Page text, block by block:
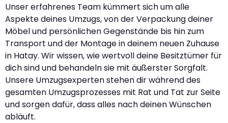
Unser erfahrenes Team kümmert sich um alle
Aspekte deines Umzugs, von der Verpackung deiner
Möbel und persönlichen Gegenstände bis hin zum
Transport und der Montage in deinem neuen Zuhause
in Hatay. Wir wissen, wie wertvoll deine Besitztümer für
dich sind und behandeln sie mit äußerster Sorgfalt.
Unsere Umzugsexperten stehen dir während des
gesamten Umzugsprozesses mit Rat und Tat zur Seite
und sorgen dafür, dass alles nach deinen Wünschen
abläuft.